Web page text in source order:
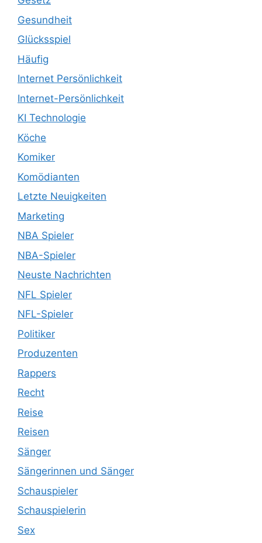
Gesundheit
Glücksspiel
Häufig
Internet Persönlichkeit
Internet-Persönlichkeit
KI Technologie
Köche
Komiker
Komödianten
Letzte Neuigkeiten
Marketing
NBA Spieler
NBA-Spieler
Neuste Nachrichten
NFL Spieler
NFL-Spieler
Politiker
Produzenten
Rappers
Recht
Reise
Reisen
Sänger
Sängerinnen und Sänger
Schauspieler
Schauspielerin
Sex